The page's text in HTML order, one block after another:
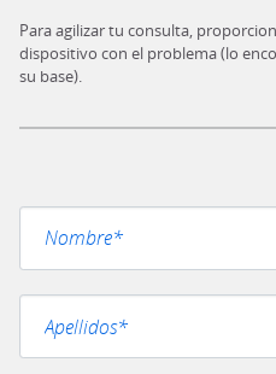
Para agilizar tu consulta,
dispositivo con el problema (lo
su base).